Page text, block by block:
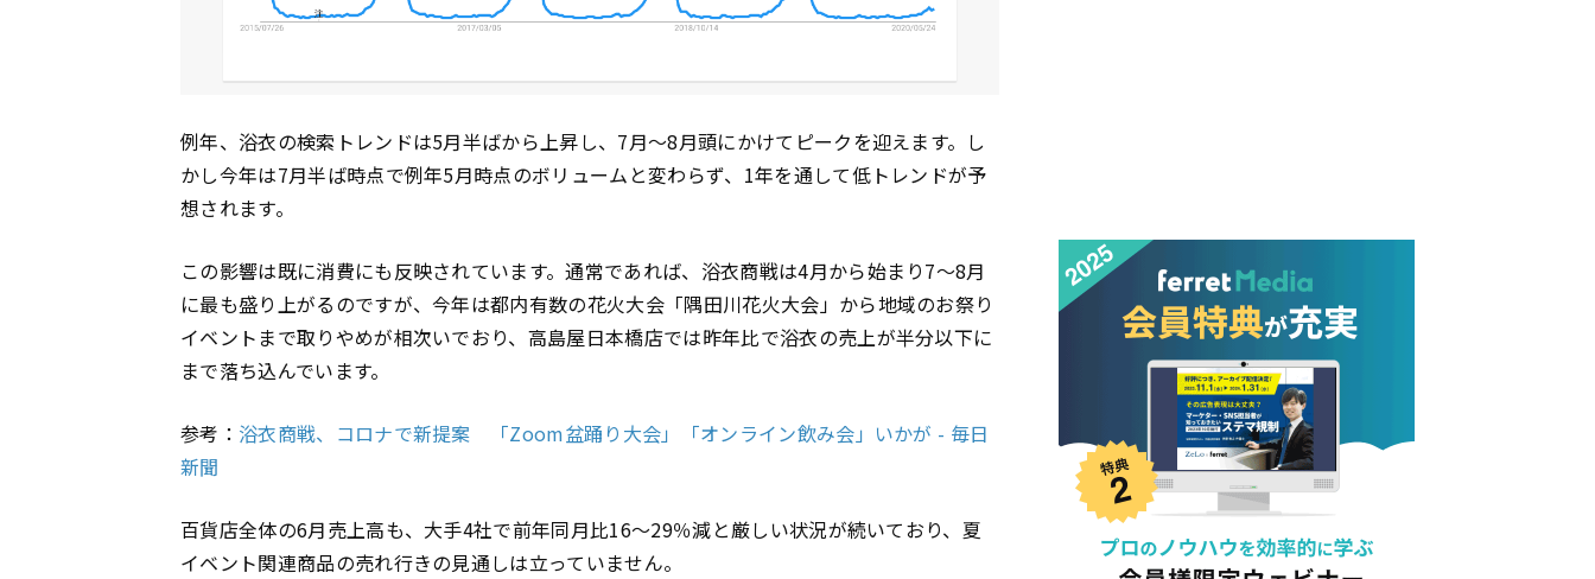
例年、浴衣の検索トレンドは5月半ばから上昇し、7月～8月頭にかけてピークを迎えます。し
かし今年は7月半ば時点で例年5月時点のボリュームと変わらず、1年を通して低トレンドが予
想されます。
この影響は既に消費にも反映されています。通常であれば、浴衣商戦は4月から始まり7～8月
に最も盛り上がるのですが、今年は都内有数の花火大会「隅田川花火大会」から地域のお祭り
イベントまで取りやめが相次いでおり、高島屋日本橋店では昨年比で浴衣の売上が半分以下に
まで落ち込んでいます。
参考： 浴衣商戦、コロナで新提案 「Zoom盆踊り大会」「オンライン飲み会」いかが - 毎日
新聞
百貨店全体の6月売上高も、大手4社で前年同月比16～29％減と厳しい状況が続いており、夏
イベント関連商品の売れ行きの見通しは立っていません。